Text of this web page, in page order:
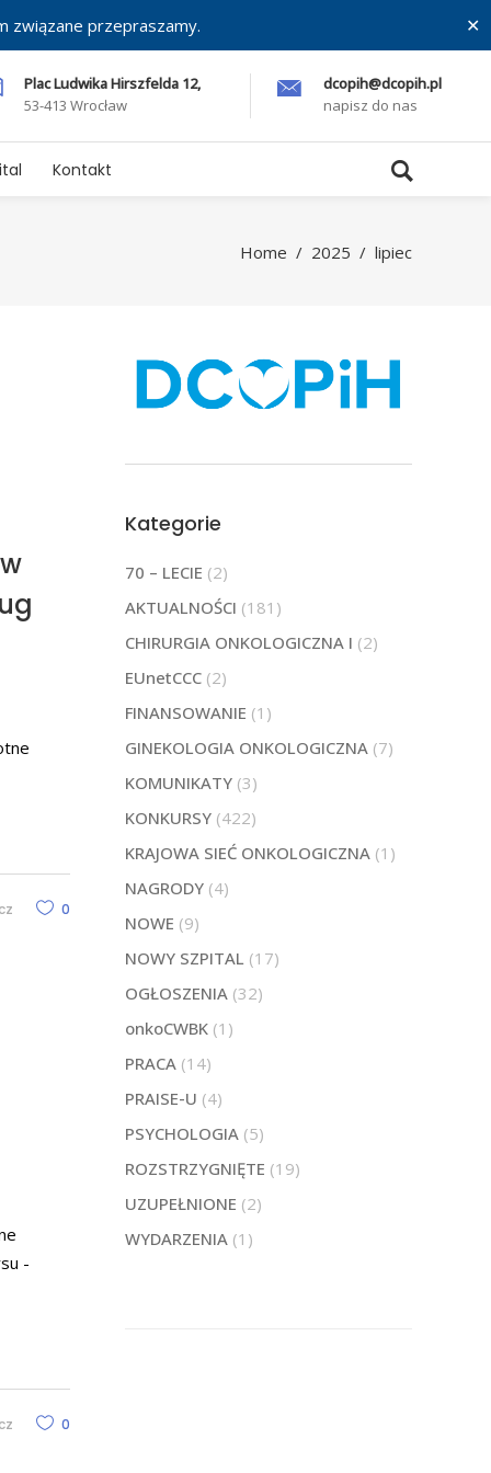
związane przepraszamy. ✕
Plac Ludwika Hirszfelda 12,
53-413 Wrocław
dcopih@dcopih.pl
napisz do nas
Kontakt
Home / 2025 / lipiec
0
-
0
Kategorie
70 – LECIE (2)
AKTUALNOŚCI (181)
CHIRURGIA ONKOLOGICZNA I (2)
EUnetCCC(2)
FINANSOWANIE (1)
GINEKOLOGIA ONKOLOGICZNA(7)
KOMUNIKATY(3)
KONKURSY(422)
KRAJOWA SIEĆ ONKOLOGICZNA(1)
NAGRODY(4)
NOWE (9)
NOWY SZPITAL(17)
OGŁOSZENIA(32)
onkoCWBK(1)
PRACA(14)
PRAISE-U (4)
PSYCHOLOGIA(5)
ROZSTRZYGNIĘTE (19)
UZUPEŁNIONE (2)
WYDARZENIA(1)